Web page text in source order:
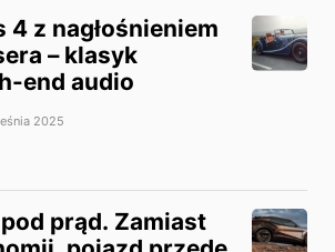
4 z nagłośnieniem
– klasyk
end audio
2025
prąd. Zamiast